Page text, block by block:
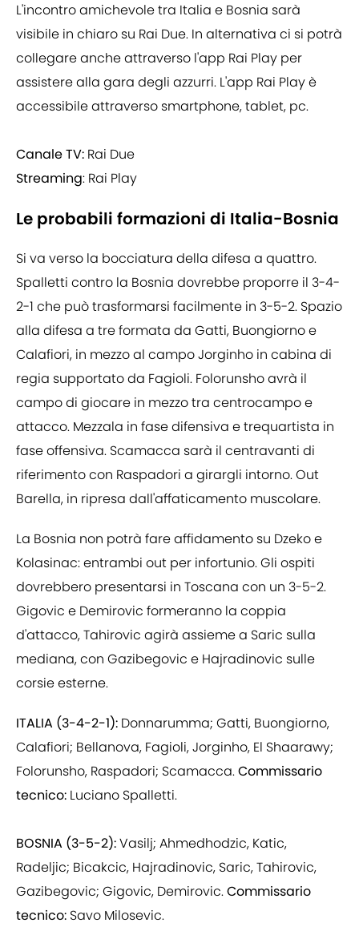
L'incontro amichevole tra Italia e Bosnia sarà
visibile in chiaro su Rai Due. In alternativa ci si potrà
collegare anche attraverso l'app Rai Play per
assistere alla gara degli azzurri. L'app Rai Play è
accessibile attraverso smartphone, tablet, pc.
Canale TV: Rai Due
Streaming: Rai Play
Le probabili formazioni di Italia-Bosnia
Si va verso la bocciatura della difesa a quattro.
Spalletti contro la Bosnia dovrebbe proporre il 3-4-
2-1 che può trasformarsi facilmente in 3-5-2. Spazio
alla difesa a tre formata da Gatti, Buongiorno e
Calafiori, in mezzo al campo Jorginho in cabina di
regia supportato da Fagioli. Folorunsho avrà il
campo di giocare in mezzo tra centrocampo e
attacco. Mezzala in fase difensiva e trequartista in
fase offensiva. Scamacca sarà il centravanti di
riferimento con Raspadori a girargli intorno. Out
Barella, in ripresa dall'affaticamento muscolare.
La Bosnia non potrà fare affidamento su Dzeko e
Kolasinac: entrambi out per infortunio. Gli ospiti
dovrebbero presentarsi in Toscana con un 3-5-2.
Gigovic e Demirovic formeranno la coppia
d'attacco, Tahirovic agirà assieme a Saric sulla
mediana, con Gazibegovic e Hajradinovic sulle
corsie esterne.
ITALIA (3-4-2-1): Donnarumma; Gatti, Buongiorno,
Calafiori; Bellanova, Fagioli, Jorginho, El Shaarawy;
Folorunsho, Raspadori; Scamacca.Commissario
tecnico: Luciano Spalletti.
BOSNIA (3-5-2):Vasilj; Ahmedhodzic, Katic,
Radeljic; Bicakcic, Hajradinovic, Saric, Tahirovic,
Gazibegovic; Gigovic, Demirovic.Commissario
tecnico: Savo Milosevic.